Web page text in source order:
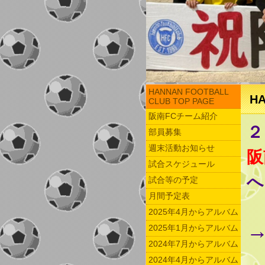
HANNAN FOOTBALL
CLUB TOP PAGE
阪南FCチーム紹介
部員募集
週末活動お知らせ
試合スケジュール
試合等の予定
月間予定表
2025年4月からアルバム
2025年1月からアルバム
2024年7月からアルバム
2024年4月からアルバム